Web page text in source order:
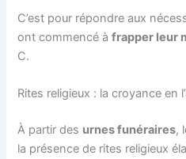
C’est pour répondre aux
ont commencé àfrapper leur
C.
Rites religieux : la croyance en
À partir des urnes funéraires,
la présence de rites religieux